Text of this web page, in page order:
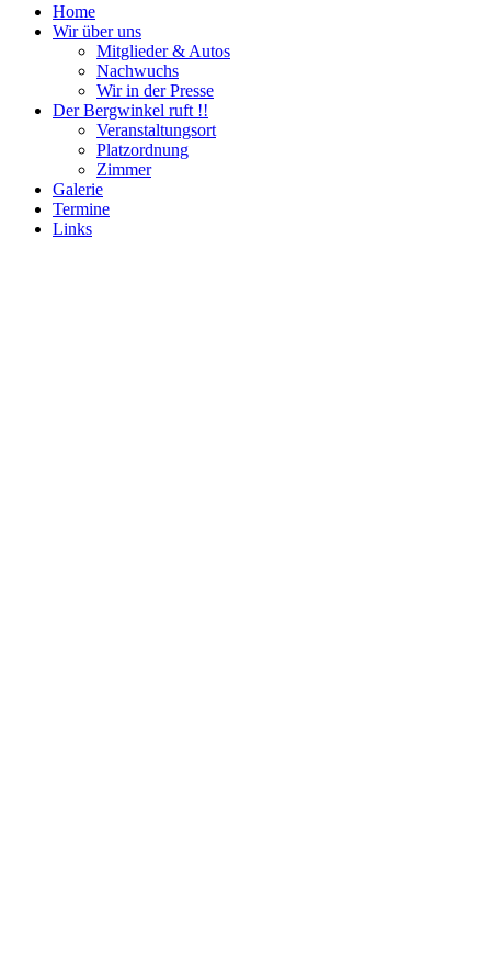
Home
Wir über uns
Mitglieder & Autos
Nachwuchs
Wir in der Presse
Der Bergwinkel ruft !!
Veranstaltungsort
Platzordnung
Zimmer
Galerie
Termine
Links